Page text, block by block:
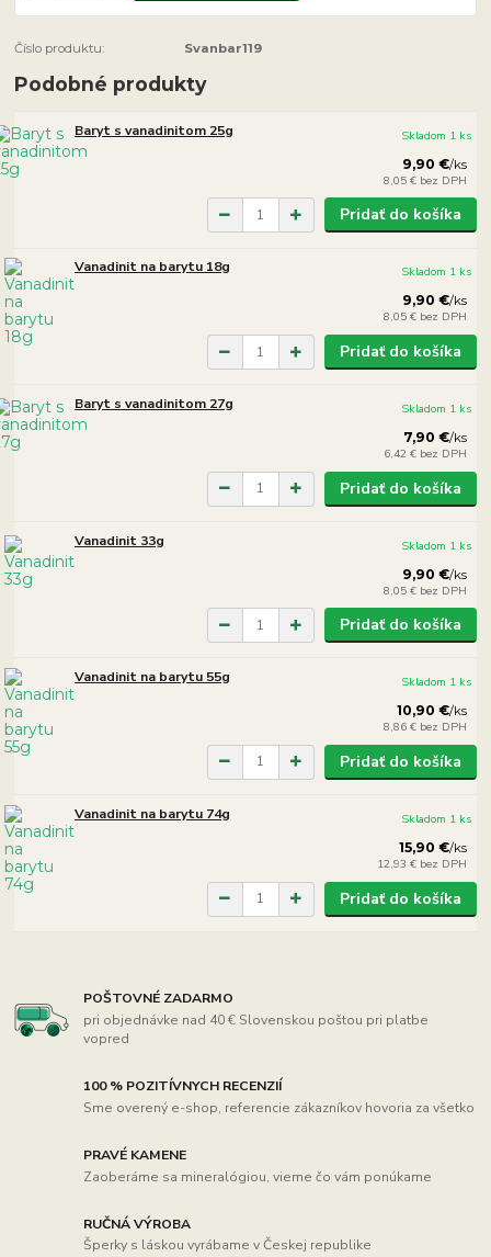
Číslo produktu: Svanbar119
Podobné produkty
Baryt s vanadinitom 25g
9,90 €/ks
8,05 € bez DPH
Skladom 1 ks
Pridať do košíka
Vanadinit na barytu 18g
9,90 €/ks
8,05 € bez DPH
Skladom 1 ks
Pridať do košíka
Baryt s vanadinitom 27g
7,90 €/ks
6,42 € bez DPH
Skladom 1 ks
Pridať do košíka
Vanadinit 33g
9,90 €/ks
8,05 € bez DPH
Skladom 1 ks
Pridať do košíka
Vanadinit na barytu 55g
10,90 €/ks
8,86 € bez DPH
Skladom 1 ks
Pridať do košíka
Vanadinit na barytu 74g
15,90 €/ks
12,93 € bez DPH
Skladom 1 ks
Pridať do košíka
POŠTOVNÉ ZADARMO
pri objednávke nad 40 € Slovenskou poštou pri platbe
vopred
100 % POZITÍVNYCH RECENZIÍ
Sme overený e-shop, referencie zákazníkov hovoria za všetko
PRAVÉ KAMENE
Zaoberáme sa mineralógiou, vieme čo vám ponúkame
RUČNÁ VÝROBA
Šperky s láskou vyrábame v Českej republike